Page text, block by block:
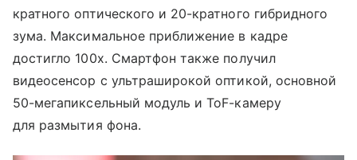
кратного оптического и 20-кратного гибридного
зума. Максимальное приближение в кадре
достигло 100х. Смартфон также получил
видеосенсор с ультраширокой оптикой, основной
50-мегапиксельный модуль и ToF-камеру
для размытия фона.